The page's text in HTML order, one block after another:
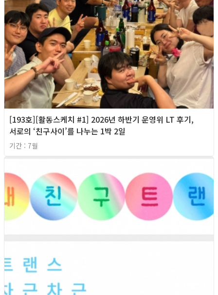
[193호][활동스케치 #1] 2026년 하반기 운영위 LT 후기,
서로의 ‘친구사이’를 나누는 1박 2일
기간 : 7월